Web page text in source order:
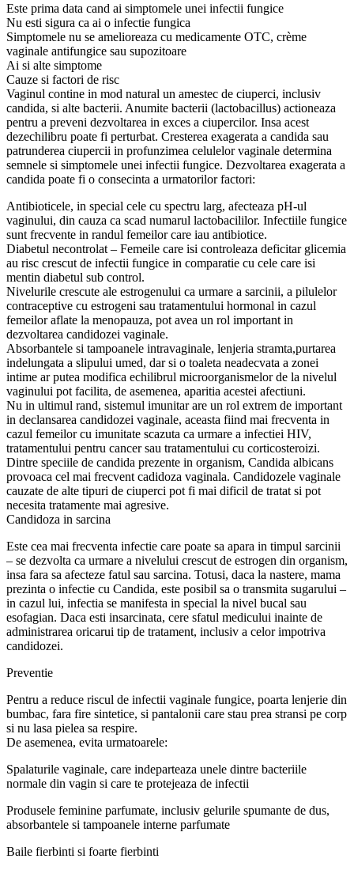
Este prima data cand ai simptomele unei infectii fungice
Nu esti sigura ca ai o infectie fungica
Simptomele nu se amelioreaza cu medicamente OTC, crème
vaginale antifungice sau supozitoare
Ai si alte simptome
Cauze si factori de risc
Vaginul contine in mod natural un amestec de ciuperci, inclusiv
candida, si alte bacterii. Anumite bacterii (lactobacillus) actioneaza
pentru a preveni dezvoltarea in exces a ciupercilor. Insa acest
dezechilibru poate fi perturbat. Cresterea exagerata a candida sau
patrunderea ciupercii in profunzimea celulelor vaginale determina
semnele si simptomele unei infectii fungice. Dezvoltarea exagerata a
candida poate fi o consecinta a urmatorilor factori:
Antibioticele, in special cele cu spectru larg, afecteaza pH-ul
vaginului, din cauza ca scad numarul lactobacililor. Infectiile fungice
sunt frecvente in randul femeilor care iau antibiotice.
Diabetul necontrolat – Femeile care isi controleaza deficitar glicemia
au risc crescut de infectii fungice in comparatie cu cele care isi
mentin diabetul sub control.
Nivelurile crescute ale estrogenului ca urmare a sarcinii, a pilulelor
contraceptive cu estrogeni sau tratamentului hormonal in cazul
femeilor aflate la menopauza, pot avea un rol important in
dezvoltarea candidozei vaginale.
Absorbantele si tampoanele intravaginale, lenjeria stramta,purtarea
indelungata a slipului umed, dar si o toaleta neadecvata a zonei
intime ar putea modifica echilibrul microorganismelor de la nivelul
vaginului pot facilita, de asemenea, aparitia acestei afectiuni.
Nu in ultimul rand, sistemul imunitar are un rol extrem de important
in declansarea candidozei vaginale, aceasta fiind mai frecventa in
cazul femeilor cu imunitate scazuta ca urmare a infectiei HIV,
tratamentului pentru cancer sau tratamentului cu corticosteroizi.
Dintre speciile de candida prezente in organism, Candida albicans
provoaca cel mai frecvent cadidoza vaginala. Candidozele vaginale
cauzate de alte tipuri de ciuperci pot fi mai dificil de tratat si pot
necesita tratamente mai agresive.
Candidoza in sarcina
Este cea mai frecventa infectie care poate sa apara in timpul sarcinii
– se dezvolta ca urmare a nivelului crescut de estrogen din organism,
insa fara sa afecteze fatul sau sarcina. Totusi, daca la nastere, mama
prezinta o infectie cu Candida, este posibil sa o transmita sugarului –
in cazul lui, infectia se manifesta in special la nivel bucal sau
esofagian. Daca esti insarcinata, cere sfatul medicului inainte de
administrarea oricarui tip de tratament, inclusiv a celor impotriva
candidozei.
Preventie
Pentru a reduce riscul de infectii vaginale fungice, poarta lenjerie din
bumbac, fara fire sintetice, si pantalonii care stau prea stransi pe corp
si nu lasa pielea sa respire.
De asemenea, evita urmatoarele:
Spalaturile vaginale, care indeparteaza unele dintre bacteriile
normale din vagin si care te protejeaza de infectii
Produsele feminine parfumate, inclusiv gelurile spumante de dus,
absorbantele si tampoanele interne parfumate
Baile fierbinti si foarte fierbinti